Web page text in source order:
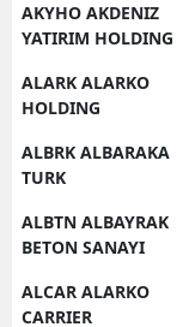
AKYHO AKDENIZ
YATIRIM HOLDING
ALARK ALARKO
HOLDING
ALBRK ALBARAKA
TURK
ALBTN ALBAYRAK
BETON SANAYI
ALCAR ALARKO
CARRIER